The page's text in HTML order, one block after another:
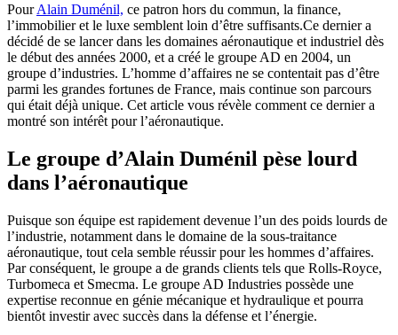
PourAlain Duménil, ce patron hors du commun, la finance,
l’immobilier et le luxe semblent loin d’être suffisants.Ce dernier a
décidé de se lancer dans les domaines aéronautique et industriel dès
le début des années 2000, et a créé le groupe AD en 2004, un
groupe d’industries. L’homme d’affaires ne se contentait pas d’être
parmi les grandes fortunes de France, mais continue son parcours
qui était déjà unique. Cet article vous révèle comment ce dernier a
montré son intérêt pour l’aéronautique.
Le groupe d’Alain Duménil pèse lourd
dans l’aéronautique
Puisque son équipe est rapidement devenue l’un des poids lourds de
l’industrie, notamment dans le domaine de la sous-traitance
aéronautique, tout cela semble réussir pour les hommes d’affaires.
Par conséquent, le groupe a de grands clients tels que Rolls-Royce,
Turbomeca et Smecma. Le groupe AD Industries possède une
expertise reconnue en génie mécanique et hydraulique et pourra
bientôt investir avec succès dans la défense et l’énergie.